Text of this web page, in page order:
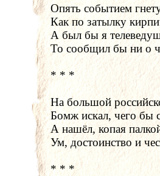
Опять событием
Как по затылку
А был бы я
То сообщил бы ни о
* * *
На большой
Бомж искал, чего бы
А нашёл, копая
Ум, достоинство и
* * *